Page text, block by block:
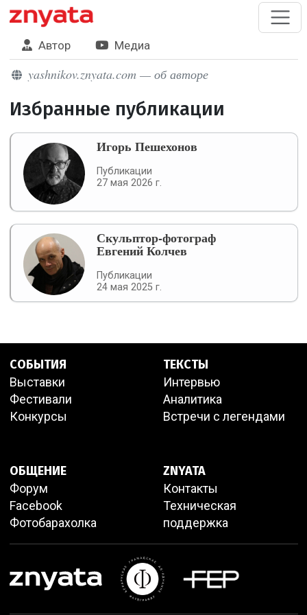
Автор Медиа
yashnikov.znyata.com — об авторе
Избранные публикации
Игорь Пешехонов
Публикации
27 мая 2026 г.
Скульптор-фотограф
Евгений Колчев
Публикации
24 мая 2025 г.
СОБЫТИЯ
Выставки
Фестивали
Конкурсы
ТЕКСТЫ
Интервью
Аналитика
Встречи с легендами
ОБЩЕНИЕ
Форум
Facebook
Фотобарахолка
ZNYATA
Контакты
Техническая
поддержка